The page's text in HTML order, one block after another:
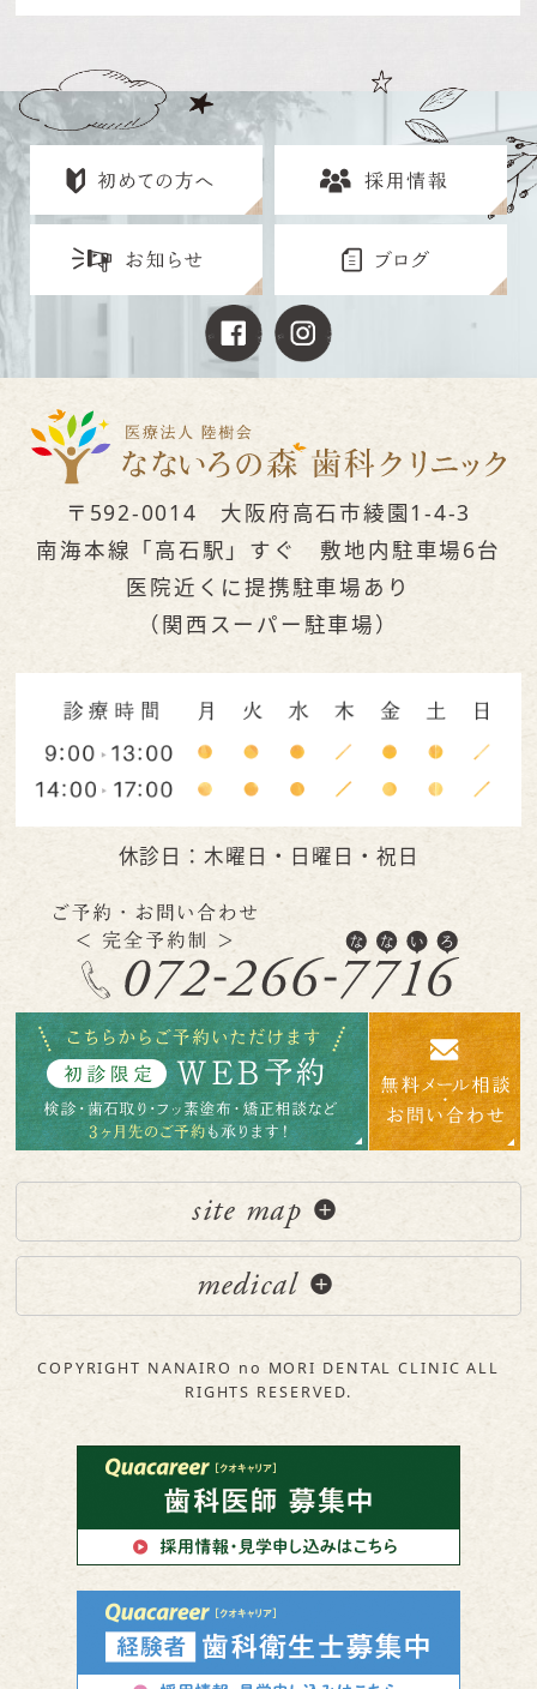
〒592-0014 大阪府高石市綾園1-4-3
南海本線「高石駅」すぐ 敷地内駐車場6台
医院近くに提携駐車場あり
（関西スーパー駐車場）
休診日：木曜日・日曜日・祝日
site map
medical
COPYRIGHT NANAIRO no MORI DENTAL CLINIC ALL
RIGHTS RESERVED.